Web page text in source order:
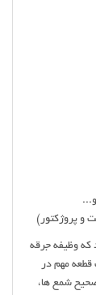
و پروژکتور)
که وظیفه جرقه
مهم در
شمع ها،